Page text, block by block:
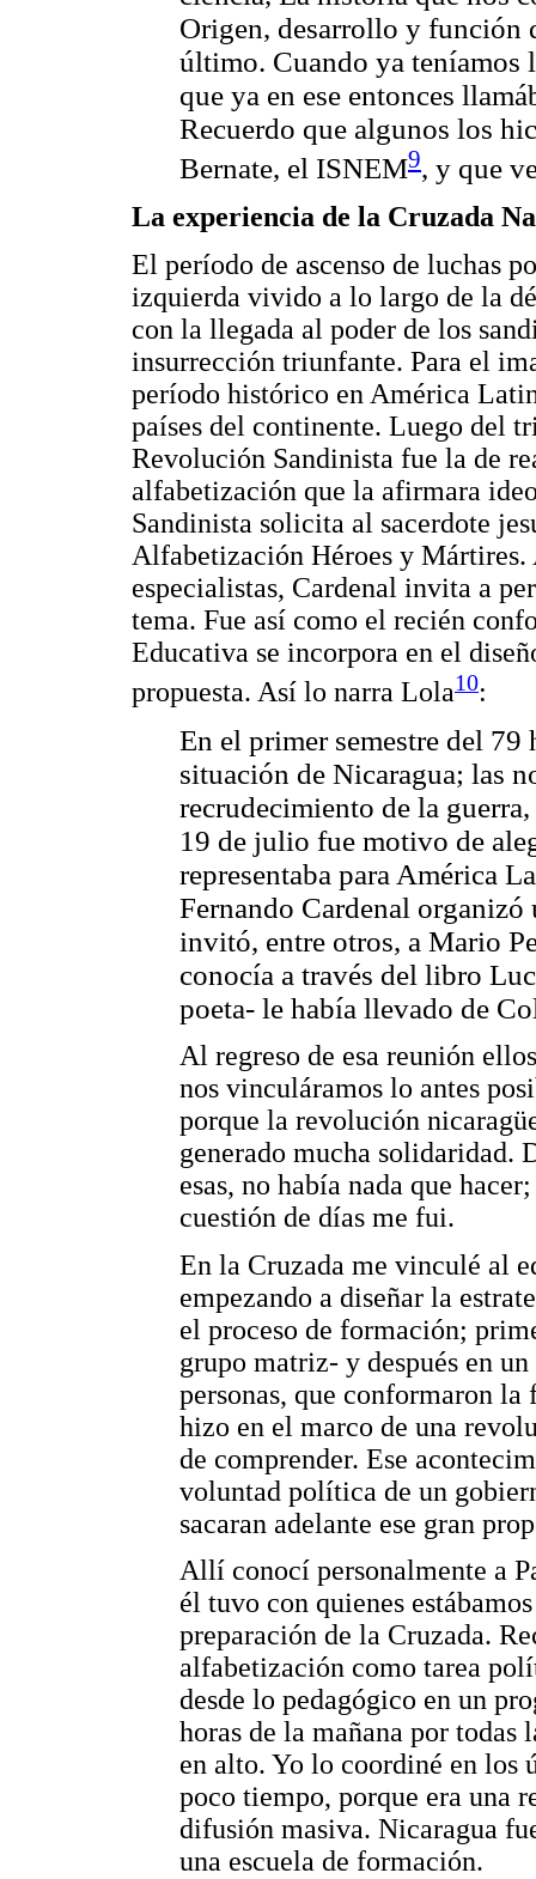
Origen, desarrollo y función
último. Cuando ya teníamos
que ya en ese entonces
Recuerdo que algunos los
Bernate, el ISNEM9, y que
La experiencia de la Cruzada
El período de ascenso de luchas
izquierda vivido a lo largo de la
con la llegada al poder de los
insurrección triunfante. Para el
período histórico en América
países del continente. Luego del
Revolución Sandinista fue la de
alfabetización que la afirmara
Sandinista solicita al sacerdote
Alfabetización Héroes y Mártires.
especialistas, Cardenal invita a
tema. Fue así como el recién
Educativa se incorpora en el
propuesta. Así lo narra Lola10:
En el primer semestre del 79
situación de Nicaragua; las
recrudecimiento de la
19 de julio fue motivo de
representaba para América
Fernando Cardenal
invitó, entre otros, a Mario
conocía a través del libro
poeta- le había llevado de
Al regreso de esa reunión
nos vinculáramos lo antes
porque la revolución
generado mucha solidaridad.
esas, no había nada que
cuestión de días me fui.
En la Cruzada me vinculé al
empezando a diseñar la
el proceso de formación;
grupo matriz- y después en
personas, que conformaron
hizo en el marco de una
de comprender. Ese
voluntad política de un
sacaran adelante ese gran
Allí conocí personalmente a
él tuvo con quienes
preparación de la Cruzada.
alfabetización como tarea
desde lo pedagógico en un
horas de la mañana por todas
en alto. Yo lo coordiné en los
poco tiempo, porque era una
difusión masiva. Nicaragua
una escuela de formación.